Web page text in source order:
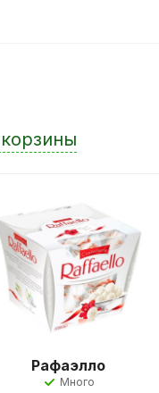
Рафаэлло
Много